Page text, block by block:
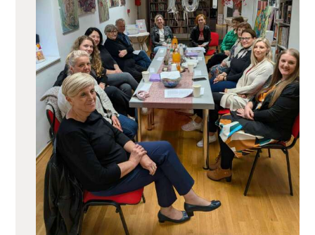
ZA KORISNIKE
ODJELI
DOKUMENTI
KONTAKT